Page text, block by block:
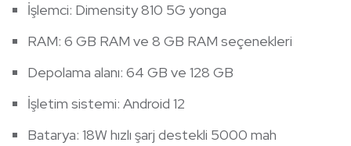
İşlemci: Dimensity 810 5G yonga
RAM: 6 GB RAM ve 8 GB RAM seçenekleri
Depolama alanı: 64 GB ve 128 GB
İşletim sistemi: Android 12
Batarya: 18W hızlı şarj destekli 5000 mah